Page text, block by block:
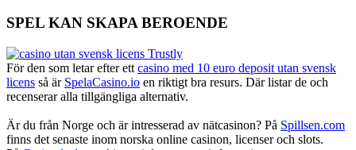
SPEL KAN SKAPA BEROENDE
För den som letar efter ett casino med 10 euro deposit utan svensk
licens så är SpelaCasino.io en riktigt bra resurs. Där listar de och
recenserar alla tillgängliga alternativ.
Är du från Norge och är intresserad av nätcasinon? På Spillsen.com
finns det senaste inom norska online casinon, licenser och slots.